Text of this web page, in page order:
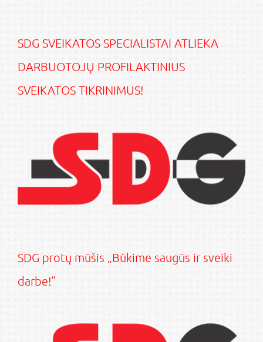
SDG SVEIKATOS SPECIALISTAI ATLIEKA
DARBUOTOJŲ PROFILAKTINIUS
SVEIKATOS TIKRINIMUS!
SDG protų mūšis „Būkime saugūs ir sveiki
darbe!“